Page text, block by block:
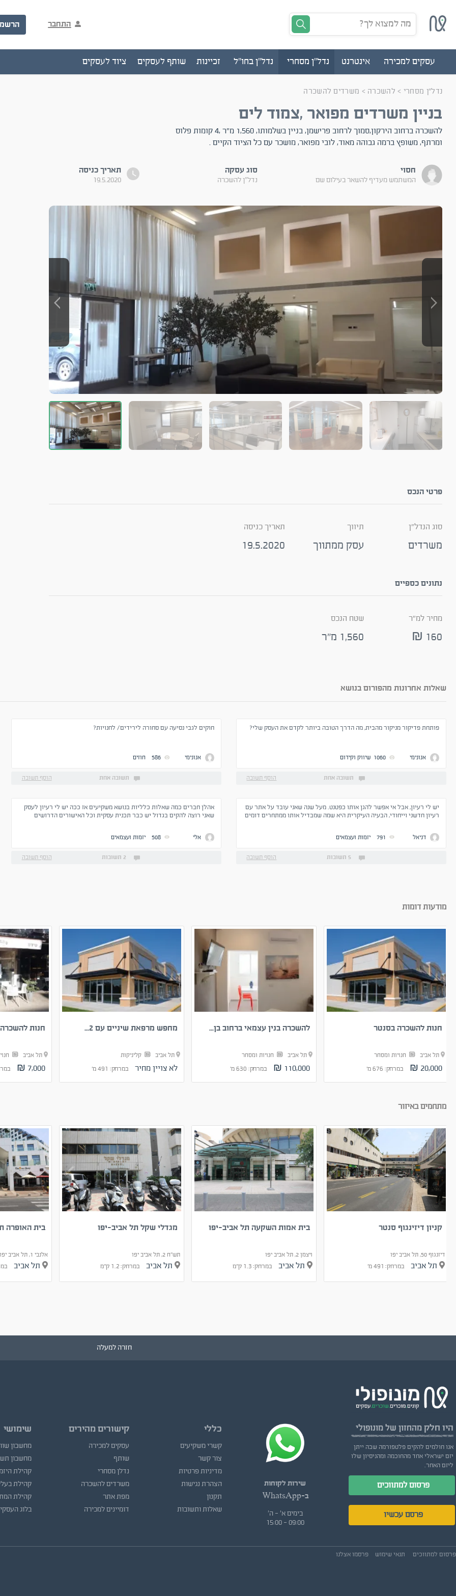
מה למצוא לך? התחבר
עסקים למכירה אינטרנט נדל"ן מסחרי נדל"ן בחו"ל זכיינות שותף לעסקים ציוד לעסקים
נדל"ן מסחרי > להשכרה > משרדים להשכרה
בניין משרדים מפואר ,צמוד לים
להשכרה ברחוב הירקון,סמוך לרחוב פרישמן, בניין בשלמותו, 1,560 מ"ר ,4 קומות פלוס
ומרתף, משופץ ברמה גבוהה מאוד, לובי מפואר, מושכר עם כל הציוד הקיים .
חסוי
המשתמש מעדיף להשאר בעילום שם
סוג עסקה
נדל"ן להשכרה
תאריך כניסה
19.5.2020
פרטי הנכס
סוג הנדל"ן
משרדים
תיווך
עסק ממתווך
תאריך כניסה
19.5.2020
נתונים כספיים
מחיר למ"ר
160 ₪
שטח הנכס
1,560 מ"ר
שאלות אחרונות מהפורום בנושא
פותחת פדיקור מניקור מהבית, מה הדרך הטובה ביותר לקדם את העסק שלי?
אנונימי 1060 שיווק וקידום
תשובה אחת הוסף תשובה
חוקים לגבי נסיעה עם סחורה לירידים/ לחנויות?
אנונימי 586 חוזים
תשובה אחת הוסף תשובה
יש לי רעיון, אבל אי אפשר להגן אותו כפטנט. מעל שנה שאני עובד על אתר עם
רעיון חדשני וייחודי, הבעיה העיקרית היא שמה שמבדיל אותו ממתחרים דומים
דין ועוד, התשובה הייתה דומה ברוב המקרים, הרעיון מצוין אבל יעתיקו אותך
ויעלימו אותך מהר מאוד אם לא תעשה את זה נכון, שקלתי לפנות למתחרים
אבל לא בשבילם ובעוד שנה אני כבר הראה את הרעיון שלי רץ ברשת תחת
דניאל 791 יזמות ועצמאים
5 תשובות הוסף תשובה
אהלן חברים כמה שאלות כלליות בנושא משקיעים אז ככה יש לי רעיון לעסק
שאני רוצה להקים בגדול יש כבר תכנית עסקית וכל האישורים הדרושים
1.האם יש משקיעים שיבואו להשקיע בעסק להחזיר את ההשקעה ובנוסף רווח
מסוים שמסכמים מראש ואחר נגיד 10 שנים ניפרד או שכל משקיע ירצה להיות
,לאחוז תשואה שמשקיע כזה יצפה לו
אלי 508 יזמות ועצמאים
2 תשובות הוסף תשובה
מודעות דומות
חנות להשכרה בסנטר
תל אביב חנויות ומסחר
20,000 ₪ במרחק: 676 מ'
להשכרה בנין עצמאי ברחוב בן...
תל אביב חנויות ומסחר
110,000 ₪ במרחק: 630 מ'
מחפש מרפאת שיניים עם 2...
תל אביב קליניקות
לא צויין מחיר במרחק: 491 מ'
חנות
תל אביב
7,000 ₪
מתחמים באיזור
קניון דיזינגוף סנטר
דיזנגוף 50, תל אביב יפו
תל אביב במרחק: 491 מ'
בית אמות השקעה תל אביב-יפו
ויצמן‬ 2, תל אביב יפו
תל אביב במרחק: 1.3 ק"מ
מגדלי שקל תל אביב-יפו
תש"ח 2, תל אביב יפו
תל אביב במרחק: 1.2 ק"מ
בית האופרה
אלנבי 1, תל אביב יפו
תל אביב
חזרה למעלה
היו חלקמהחזון של מונופולי
אנו חולמים להקים פלטפורמה שבה ייתן
יזם ישראלי אחד מהחוכמה ומהניסיון שלו
ליזם האחר.
פרסום למתווכים
פרסם עכשיו
שירות לקוחות
ב-WhatsApp
בימים א' - ה'
09:00 - 15:00
כללי
קשרי משקיעים
צור קשר
מדיניות פרטיות
הצהרת נגישות
תקנון
שאלות ותשובות
קישורים מהירים
עסקים למכירה
שותף
נדלן מסחרי
משרדים להשכרה
מפת אתר
דומיינים למכירה
שימושי
מחשבון
מחשבון
קהילת
קהילת
קהילת
בלוג
פרסום למתווכים תנאי שימוש פרסמו אצלנו